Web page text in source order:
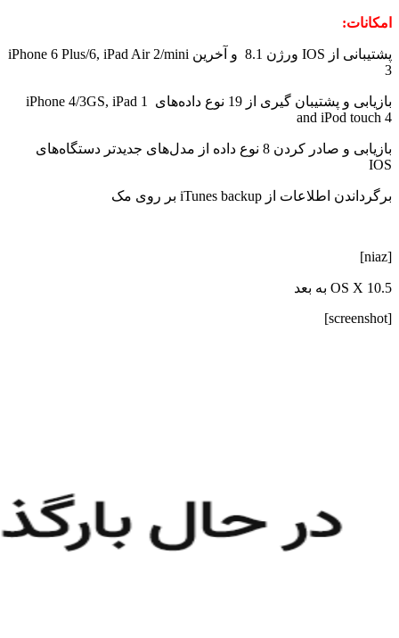
امکانات:
پشتیبانی از IOS ورژن 8.1 و آخرین iPhone 6 Plus/6, iPad Air 2/mini
3
بازیابی و پشتیبان گیری از 19 نوع داده‌های iPhone 4/3GS, iPad 1
and iPod touch 4
بازیابی و صادر کردن 8 نوع داده از مدل‌‌‌های جدیدتر دستگاه‌های
IOS
برگرداندن اطلاعات از iTunes backup بر روی مک
[niaz]
OS X 10.5 به بعد
[screenshot]